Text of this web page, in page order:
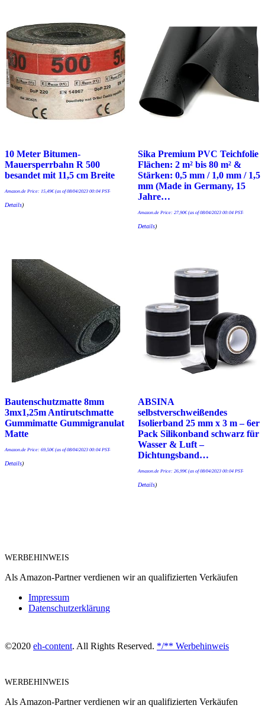
10 Meter Bitumen-
Mauersperrbahn R 500
besandet mit 11,5 cm Breite
Amazon.de Price: 15,49€(as of 08/04/2023 00:04 PST-
Details)
Sika Premium PVC Teichfolie
Flächen: 2 m² bis 80 m² &
Stärken: 0,5 mm / 1,0 mm / 1,5
mm (Made in Germany, 15
Jahre…
Amazon.de Price: 27,90€(as of 08/04/2023 00:04 PST-
Details)
Bautenschutzmatte 8mm
3mx1,25m Antirutschmatte
Gummimatte Gummigranulat
Matte
Amazon.de Price: 69,50€(as of 08/04/2023 00:04 PST-
Details)
ABSINA
selbstverschweißendes
Isolierband 25 mm x 3 m – 6er
Pack Silikonband schwarz für
Wasser & Luft –
Dichtungsband…
Amazon.de Price: 26,99€(as of 08/04/2023 00:04 PST-
Details)
WERBEHINWEIS
Als Amazon-Partner verdienen wir an qualifizierten Verkäufen
Impressum
Datenschutzerklärung
©2020 eh-content. All Rights Reserved. */** Werbehinweis
WERBEHINWEIS
Als Amazon-Partner verdienen wir an qualifizierten Verkäufen